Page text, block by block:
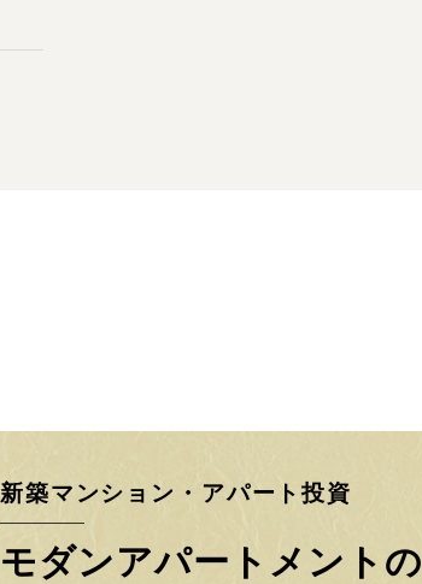
新築マンション・アパート投資
モダンアパートメントの